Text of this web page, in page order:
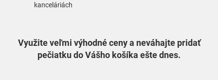
kanceláriách
Využite veľmi výhodné ceny a neváhajte pridať
pečiatku do Vášho košíka ešte dnes.